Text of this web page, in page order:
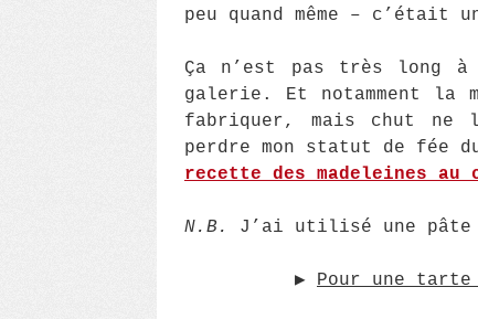
peu quand même – c’était
Ça n’est pas très long
galerie. Et notamment la
fabriquer, mais chut ne
perdre mon statut de fée
recette des madeleines au
N.B. J’ai utilisé une pâte
▶︎ Pour une